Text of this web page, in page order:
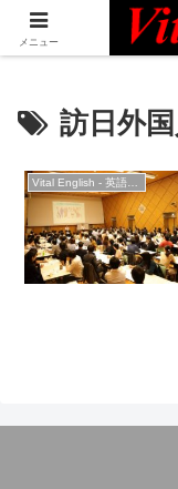
日本最大級の英語
訪日外
Vital English - 英語勉強会
メニュー